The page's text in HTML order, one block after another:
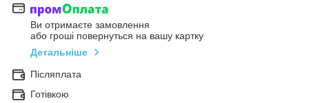
Ви отримаєте замовлення
або гроші повернуться на вашу картку
Детальніше
Післяплата
Готівкою